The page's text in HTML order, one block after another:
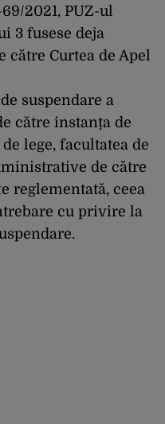
2021, PUZ-ul
3 fusese deja
către Curtea de Apel
suspendare a
către instanța de
lege, facultatea de
de către
reglementată, ceea
cu privire la